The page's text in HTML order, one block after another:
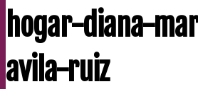
hogar-diana-
avila-ruiz